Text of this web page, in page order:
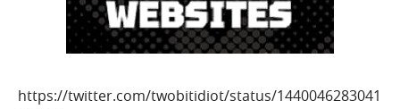
https://twitter.com/twobitidiot/status/1440046283041